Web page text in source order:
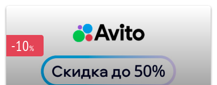
-10%